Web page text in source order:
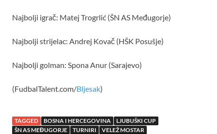
Najbolji igrač: Matej Trogrlić (ŠN AS Međugorje)
Najbolji strijelac: Andrej Kovač (HŠK Posušje)
Najbolji golman: Spona Anur (Sarajevo)
(FudbalTalent.com/Bljesak)
TAGGED BOSNA I HERCEGOVINA
LJUBUŠKI CUP
ŠN AS MEĐUGORJE
TURNIRI VELEŽ MOSTAR